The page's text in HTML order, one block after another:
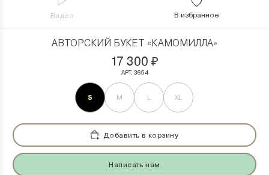
Видео В избранное
АВТОРСКИЙ БУКЕТ «КАМОМИЛЛА»
17 300 ₽
АРТ. 3654
S M L XL
Добавить в корзину
Написать нам